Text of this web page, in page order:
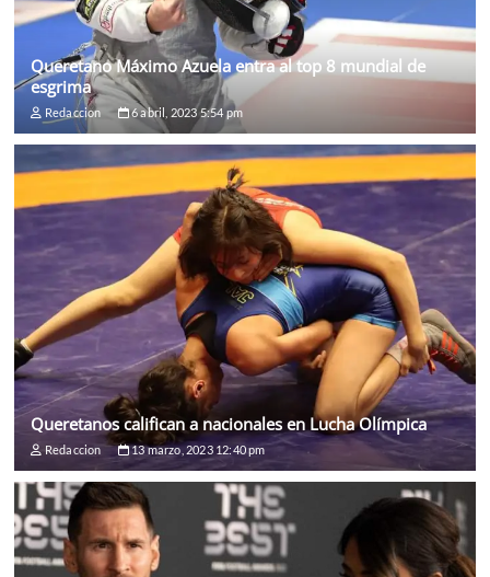
Queretano Máximo Azuela entra al top 8 mundial de
esgrima
Redaccion 6 abril, 2023 5:54 pm
Queretanos califican a nacionales en Lucha Olímpica
Redaccion 13 marzo, 2023 12:40 pm